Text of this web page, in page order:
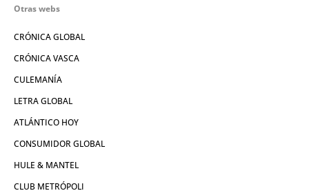
Otras webs
CRÓNICA GLOBAL
CRÓNICA VASCA
CULEMANÍA
LETRA GLOBAL
ATLÁNTICO HOY
CONSUMIDOR GLOBAL
HULE & MANTEL
CLUB METRÓPOLI